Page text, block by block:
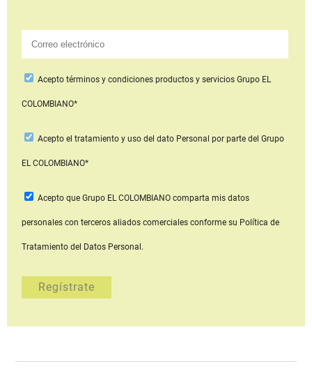
Aceptotérminos y condiciones productos y serviciosGrupo EL
COLOMBIANO*
Acepto el tratamiento y uso del dato Personal por parte del Grupo
EL COLOMBIANO*
Acepto que Grupo EL COLOMBIANOcomparta mis datos
personales con terceros aliados comerciales conforme su Política de
Tratamiento del Datos Personal.